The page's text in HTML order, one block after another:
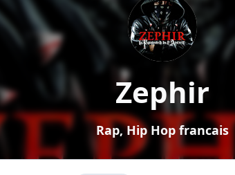
Zephir
Rap, Hip Hop francais